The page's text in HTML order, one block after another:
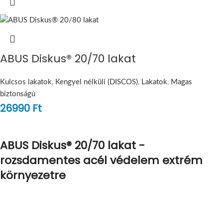
ABUS Diskus® 20/70 lakat
Kulcsos lakatok, Kengyel nélküli (DISCOS), Lakatok, Magas
biztonságú
26990 Ft
ABUS Diskus® 20/70 lakat -
rozsdamentes acél védelem extrém
környezetre